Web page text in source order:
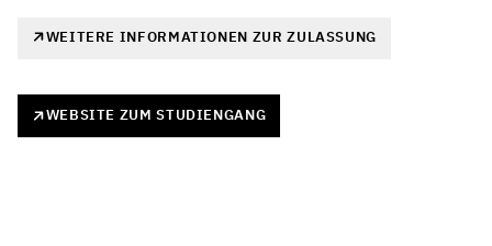
WEITERE INFORMATIONEN ZUR ZULASSUNG
WEBSITE ZUM STUDIENGANG